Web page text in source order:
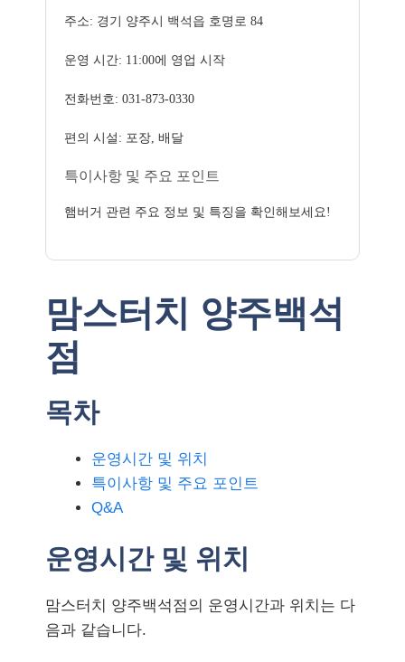
주소: 경기 양주시 백석읍 호명로 84
운영 시간: 11:00에 영업 시작
전화번호: 031-873-0330
편의 시설: 포장, 배달
특이사항 및 주요 포인트
햄버거 관련 주요 정보 및 특징을 확인해보세요!
맘스터치 양주백석
점
목차
운영시간 및 위치
특이사항 및 주요 포인트
Q&A
운영시간 및 위치
맘스터치 양주백석점의 운영시간과 위치는 다
음과 같습니다.